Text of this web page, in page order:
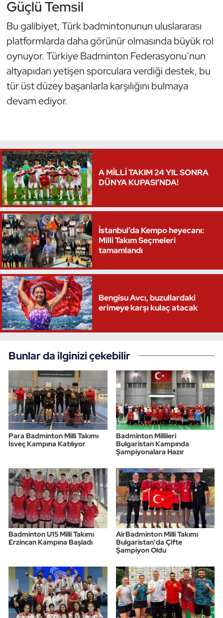
Güçlü Temsil
Bu galibiyet, Türk badmintonunun uluslararası
platformlarda daha görünür olmasında büyük rol
oynuyor. Türkiye Badminton Federasyonu’nun
altyapıdan yetişen sporculara verdiği destek, bu
tür üst düzey başarılarla karşılığını bulmaya
devam ediyor.
A MİLLİ TAKIM 24 YIL SONRA
DÜNYA KUPASI’NDA!
İstanbul’da Kempo heyecanı:
Milli Takım Seçmeleri
tamamlandı
Bengisu Avcı, buzullardaki
erimeye karşı kulaç atacak
Bunlar da ilginizi çekebilir
Para Badminton Milli Takımı
İsveç Kampına Katılıyor
Badminton Millileri
Bulgaristan Kampında
Şampiyonalara Hazır
Badminton U15 Milli Takımı
Erzincan Kampına Başladı
AirBadminton Milli Takımı
Bulgaristan'da Çifte
Şampiyon Oldu